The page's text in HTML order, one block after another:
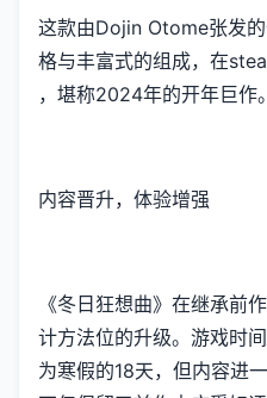
这款由Dojin Otome张发
格与丰富式的组成，在
，堪称2024年的开年巨作。
内容晋升，体验增强
《冬日狂想曲》在继承前
计方法位的升级。游戏时
为寒假的18天，但内容进